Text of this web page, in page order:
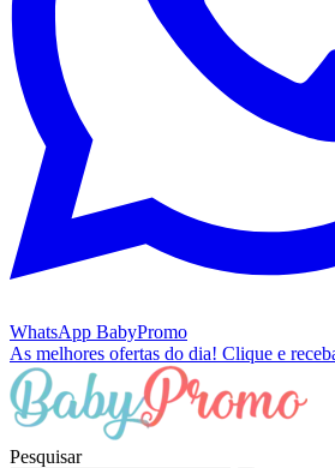
WhatsApp BabyPromo
As melhores ofertas do dia! Clique e
Pesquisar